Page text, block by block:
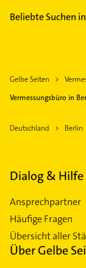
Beliebte Suchen
Gelbe Seiten
Vermessungsbüro in
Deutschland Berlin
Dialog & Hilfe
Ansprechpartner
Häufige Fragen
Übersicht aller
Über Gelbe